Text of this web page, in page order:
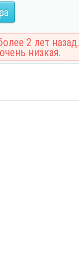
2 лет назад.
низкая.